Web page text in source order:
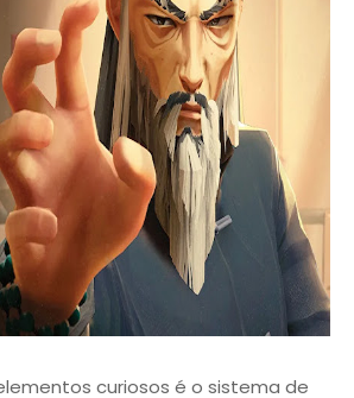
curiosos é o sistema de